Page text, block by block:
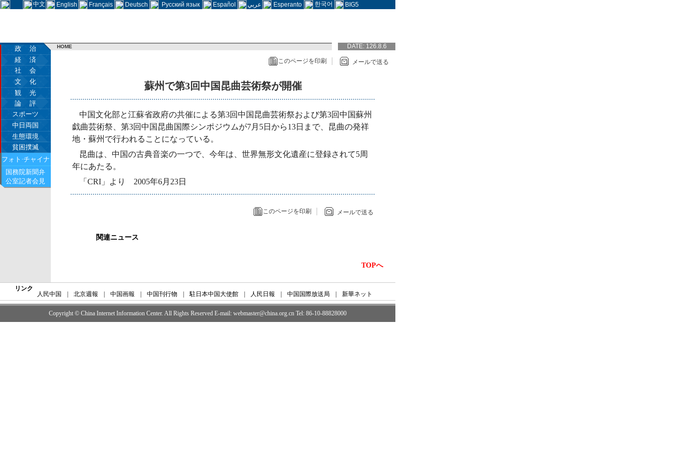
中文 English Français Deutsch Русский язык Español عربي Esperanto 한국어 BIG5
政 治
経 済
社 会
文 化
観 光
論 評
スポーツ
中日両国
生態環境
貧困撲滅
フォト·チャイナ
国務院新聞弁
公室記者会見
HOME DATE: 126.8.6
このページを印刷 メールで送る
蘇州で第3回中国昆曲芸術祭が開催
中国文化部と江蘇省政府の共催による第3回中国昆曲芸術祭および第3回中国蘇州
戯曲芸術祭、第3回中国昆曲国際シンポジウムが7月5日から13日まで、昆曲の発祥
地・蘇州で行われることになっている。
昆曲は、中国の古典音楽の一つで、今年は、世界無形文化遺産に登録されて5周
年にあたる。
「CRI」より 2005年6月23日
このページを印刷 メールで送る
関連ニュース
TOPへ
リンク
人民中国 北京週報 中国画報 中国刊行物 駐日本中国大使館 人民日報 中国国際放送局 新華ネット
Copyright © China Internet Information Center. All Rights Reserved E-mail: webmaster@china.org.cn Tel: 86-10-88828000